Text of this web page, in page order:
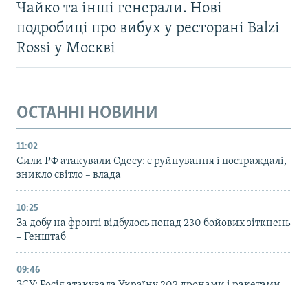
Чайко та інші генерали. Нові
подробиці про вибух у ресторані Balzi
Rossi у Москві
ОСТАННІ НОВИНИ
11:02
Сили РФ атакували Одесу: є руйнування і постраждалі,
зникло світло – влада
10:25
За добу на фронті відбулось понад 230 бойових зіткнень
– Генштаб
09:46